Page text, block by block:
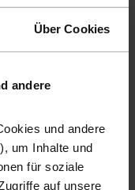
Über Cookies
andere
und andere
um Inhalte und
für soziale
auf unsere
Kontaktdaten,
können.